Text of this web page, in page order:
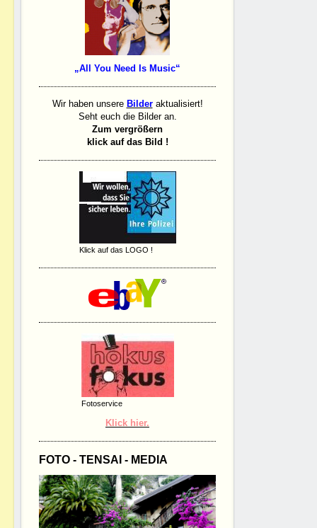
„All You Need Is Music“
Wir haben unsere Bilderaktualisiert!
Seht euch die Bilder an.
Zum vergrößern
klick auf das Bild !
Klick auf das LOGO !
Fotoservice
Klick hier.
FOTO - TENSAI - MEDIA